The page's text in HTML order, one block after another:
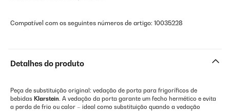
Compatível com os seguintes números de artigo: 10035228
Detalhes do produto
Peça de substituição original: vedação de porta para frigoríficos de
bebidas Klarstein. A vedação da porta garante um fecho hermético e evita
a perda de frio ou calor – ideal como substituição quando a vedação